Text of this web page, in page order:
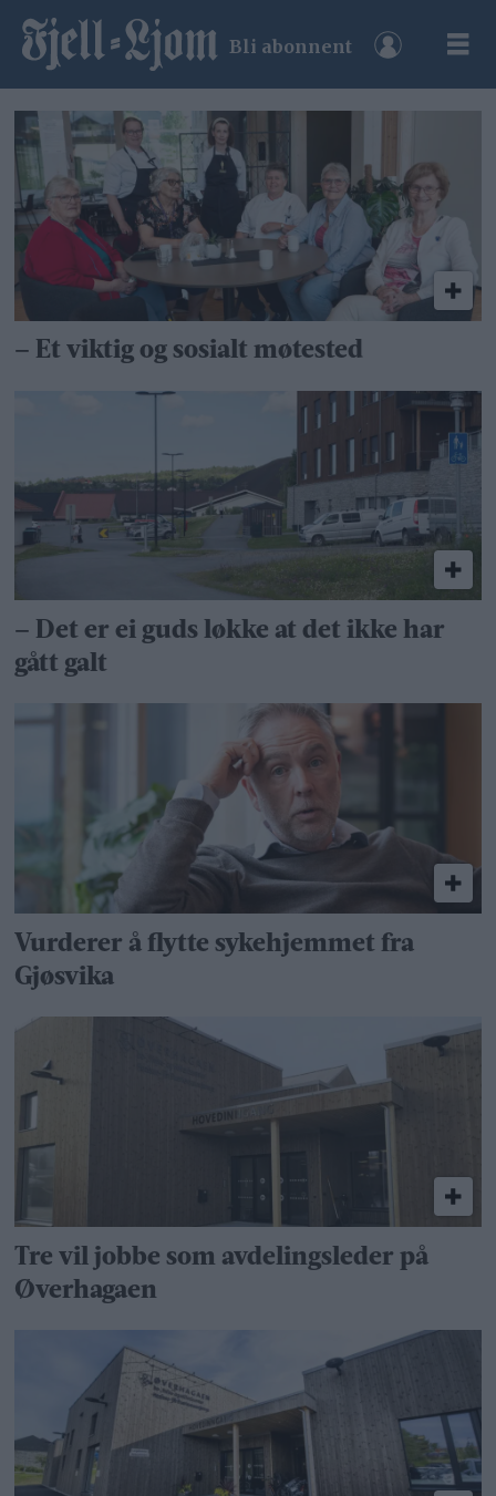
Bli abonnent
Tag:
øverhagaen
bo-
helse-
og
velferdssenter
– Et viktig og sosialt møtested
– Det er ei guds løkke at det ikke har
gått galt
Vurderer å flytte sykehjemmet fra
Gjøsvika
Tre vil jobbe som avdelingsleder på
Øverhagaen